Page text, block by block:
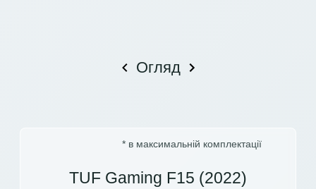
Огляд
* в максимальній комплектації
TUF Gaming F15 (2022)